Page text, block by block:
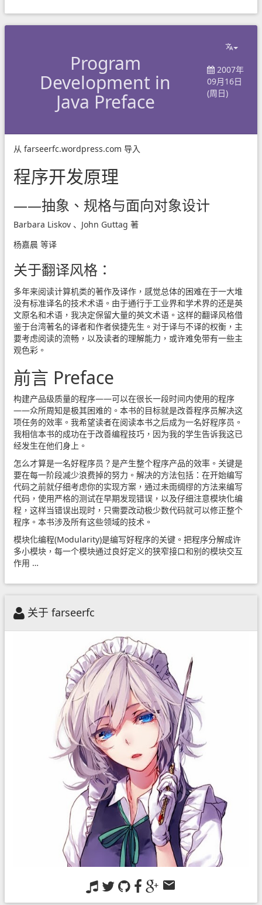
Program
Development in
Java Preface
2007年
09月16日
(周日)
从 farseerfc.wordpress.com 导入
程序开发原理
——抽象、规格与面向对象设计
Barbara Liskov 、John Guttag 著
杨嘉晨 等译
关于翻译风格：
多年来阅读计算机类的著作及译作，感觉总体的困难在于一大堆
没有标准译名的技术术语。由于通行于工业界和学术界的还是英
文原名和术语，我决定保留大量的英文术语。这样的翻译风格借
鉴于台湾著名的译者和作者侯捷先生。对于译与不译的权衡，主
要考虑阅读的流畅，以及读者的理解能力，或许难免带有一些主
观色彩。
前言 Preface
构建产品级质量的程序——可以在很长一段时间内使用的程序
——众所周知是极其困难的。本书的目标就是改善程序员解决这
项任务的效率。我希望读者在阅读本书之后成为一名好程序员。
我相信本书的成功在于改善编程技巧，因为我的学生告诉我这已
经发生在他们身上。
怎么才算是一名好程序员？是产生整个程序产品的效率。关键是
要在每一阶段减少浪费掉的努力。解决的方法包括：在开始编写
代码之前就仔细考虑你的实现方案，通过未雨绸缪的方法来编写
代码，使用严格的测试在早期发现错误，以及仔细注意模块化编
程，这样当错误出现时，只需要改动极少数代码就可以修正整个
程序。本书涉及所有这些领域的技术。
模块化编程(Modularity)是编写好程序的关键。把程序分解成许
多小模块，每一个模块通过良好定义的狭窄接口和别的模块交互
作用 …
关于 farseerfc